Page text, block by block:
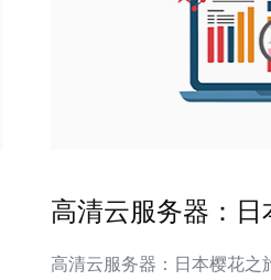
高清云服务器：日
高清云服务器：日本樱花之旅 日本的樱花季是世界闻